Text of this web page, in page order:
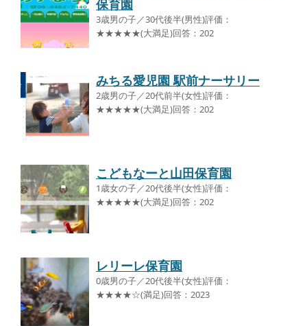
保育園
3歳男の子／30代後半(男性)評価：
★★★★★(大満足)回答：202
みちる愛児園 駅前ナーサリー
2歳男の子／20代前半(女性)評価：
★★★★★(大満足)回答：202
こどもなーと山田保育園
1歳女の子／20代後半(女性)評価：
★★★★★(大満足)回答：202
レリーレ保育園
0歳男の子／20代後半(女性)評価：
★★★★☆(満足)回答：2023